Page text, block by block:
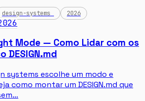
design-systems 2026
Mode — Como Lidar com os
DESIGN.md
systems escolhe um modo e
como montar um DESIGN.md que